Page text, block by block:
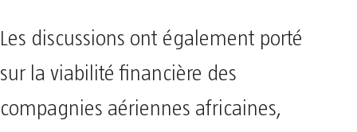
Les discussions ont également porté
sur la viabilité financière des
compagnies aériennes africaines,